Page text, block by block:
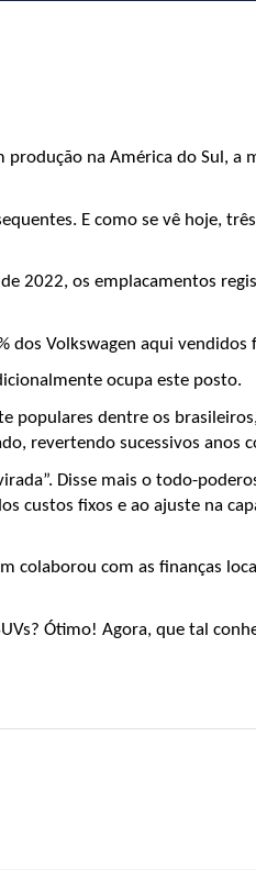
produção na América do Sul, a
E como se vê hoje,
2022, os emplacamentos
dos Volkswagen aqui vendidos
ocupa este posto.
populares dentre os
revertendo sucessivos anos
Disse mais o todo-
custos fixos e ao ajuste na
colaborou com as finanças
Ótimo! Agora, que tal